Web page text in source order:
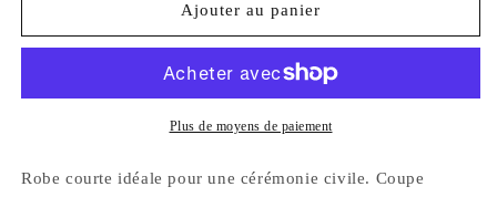
ROBE
ROBE
Ajouter au panier
Plus de moyens de paiement
Robe courte idéale pour une cérémonie civile. Coupe